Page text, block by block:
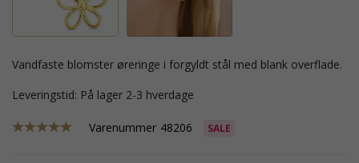
vandfaste blomster øreringe i forgyldt stål med blank overflade.
Leveringstid: På lager 2-3 hverdage
Varenummer 48206 SALE